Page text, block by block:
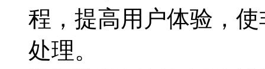
程，提高用户体验
处理。